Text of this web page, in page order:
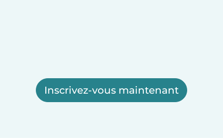
Inscrivez-vous maintenant